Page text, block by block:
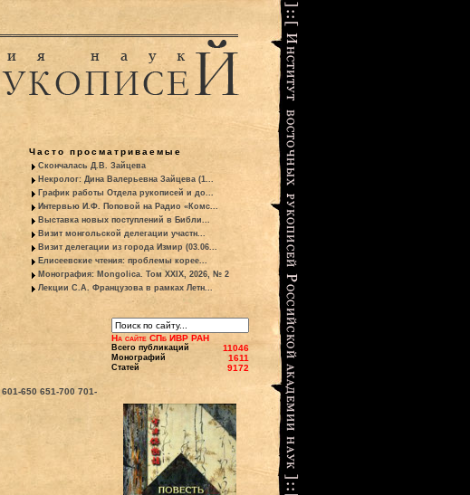
Часто просматриваемые
Скончалась Д.В. Зайцева
Некролог: Дина Валерьевна Зайцева (1...
График работы Отдела рукописей и до...
Интервью И.Ф. Поповой на Радио «Комс...
Выставка новых поступлений в Библи...
Визит монгольской делегации участн...
Визит делегации из города Измир (03.06...
Елисеевские чтения: проблемы корее...
Монография: Mongolica. Том XXIX, 2026, № 2
Лекции С.А. Французова в рамках Летн...
601-650 651-700 701-
На сайте СПб ИВР РАН
Всего публикаций 11046
Монографий 1611
Статей 9172